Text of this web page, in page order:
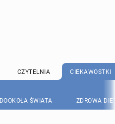
CZYTELNIA CIEKAWOSTKI
DOOKOŁA ŚWIATA ZDROWA